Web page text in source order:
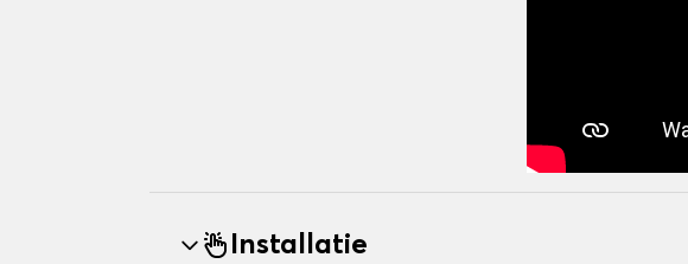
Installatie